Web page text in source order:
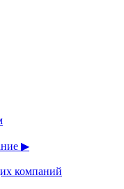
▶
компаний